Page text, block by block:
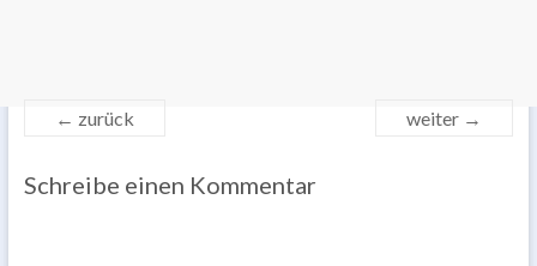
← zurück weiter →
Schreibe einen Kommentar